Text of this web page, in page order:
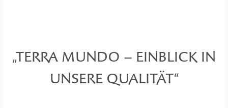
„TERRA MUNDO – EINBLICK IN
UNSERE QUALITÄT“